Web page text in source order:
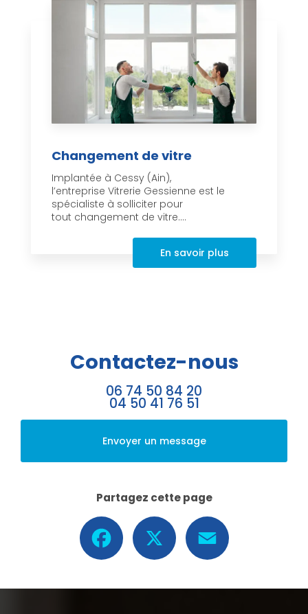
Changement de vitre
Implantée à Cessy (Ain),
l’entreprise Vitrerie Gessienne est le
spécialiste à solliciter pour
tout changement de vitre....
En savoir plus
Contactez-nous
06 74 50 84 20
04 50 41 76 51
Envoyer un message
Partagez cette page
Facebook